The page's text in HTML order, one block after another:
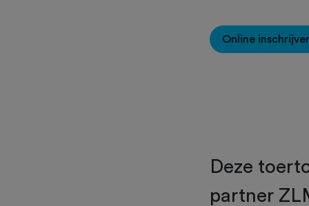
Online
Deze
partner